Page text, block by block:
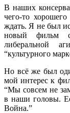
В наших
чего-то
ждать. Я не был
новый фильм
либеральной
“культурного
Но всё же был
мой интерес к
“Мы совсем не
в наши головы.
Война.”